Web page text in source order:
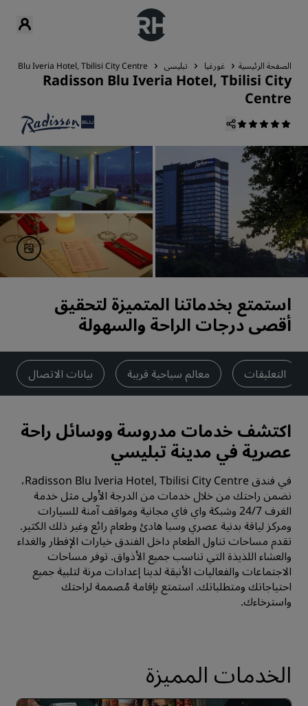
الصفحة الرئيسية غورغيا تبليسي Blu Iveria Hotel, Tbilisi City Centre
Radisson Blu Iveria Hotel, Tbilisi City
Centre
استمتع بخدماتنا المتميزة لتحقيق
أقصى درجات الراحة والسهولة
التعليقات معالم سياحية قريبة بيانات الاتصال
اكتشف خدمات مدروسة ووسائل راحة
عصرية في مدينة تبليسي
في فندق Radisson Blu Iveria Hotel, Tbilisi City Centre،
نضمن راحتك من خلال خدمات من الدرجة الأولى مثل خدمة
الغرف 24/7 وشبكة واي فاي مجانية ومواقف آمنة للسيارات
ومركز لياقة بدنية عصري وسبا هادئ وطعام رائع وغير ذلك الكثير.
تقدم مساحات تناول الطعام داخل الفندق خيارات الإفطار والغداء
والعشاء اللذيذة التي تناسب جميع الأذواق. توفر مساحات
الاجتماعات والفعاليات الأنيقة لدينا إعدادات مرنة لتلبية جميع
احتياجاتك ومتطلباتك. استمتع بإقامة مُصممة لراحتك
واسترخاءك.
الخدمات المميزة